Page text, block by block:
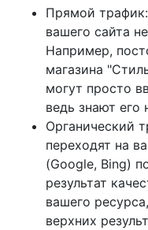
Прямой трафик:
вашего сайта
Например,
магазина
могут просто
ведь знают его
Органический
переходят на
(Google, Bing)
результат
вашего
верхних